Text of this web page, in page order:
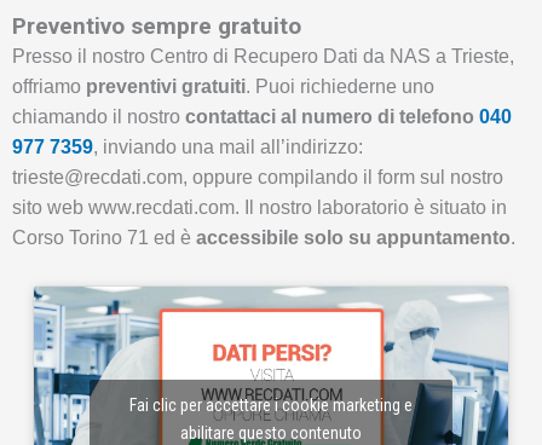
Preventivo sempre gratuito
Presso il nostro Centro di Recupero Dati da NAS a Trieste,
offriamo preventivi gratuiti. Puoi richiederne uno
chiamando il nostro contattaci al numero di telefono 040
977 7359, inviando una mail all’indirizzo:
trieste@recdati.com, oppure compilando il form sul nostro
sito web www.recdati.com. Il nostro laboratorio è situato in
Corso Torino 71 ed è accessibile solo su appuntamento.
Fai clic per accettare i cookie marketing e
abilitare questo contenuto